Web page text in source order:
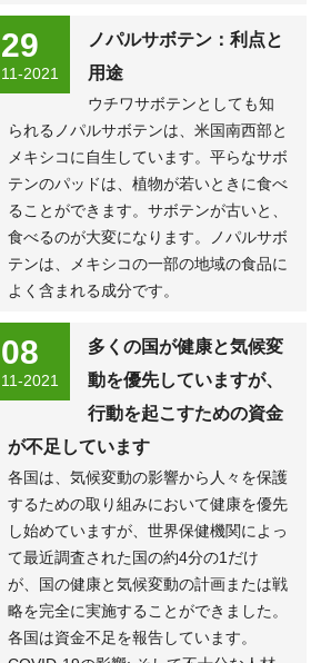
29
11-2021
ノパルサボテン：利点と
用途
ウチワサボテンとしても知
られるノパルサボテンは、米国南西部と
メキシコに自生しています。平らなサボ
テンのパッドは、植物が若いときに食べ
ることができます。サボテンが古いと、
食べるのが大変になります。ノパルサボ
テンは、メキシコの一部の地域の食品に
よく含まれる成分です。
08
11-2021
多くの国が健康と気候変
動を優先していますが、
行動を起こすための資金
が不足しています
各国は、気候変動の影響から人々を保護
するための取り組みにおいて健康を優先
し始めていますが、世界保健機関によっ
て最近調査された国の約4分の1だけ
が、国の健康と気候変動の計画または戦
略を完全に実施することができました。
各国は資金不足を報告しています。